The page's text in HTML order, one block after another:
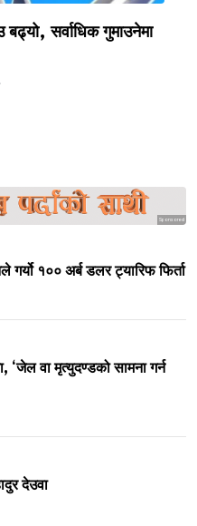
बढ्यो, सर्वाधिक गुमाउनेमा
Sponsored
१०० अर्ब डलर ट्यारिफ फिर्ता
वा मृत्युदण्डको सामना गर्न
देउवा